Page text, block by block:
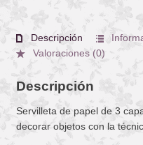
Descripción
Valoraciones (0)
Descripción
Servilleta de papel de 3
decorar objetos con la